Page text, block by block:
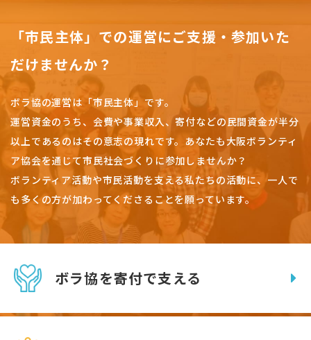
「市民主体」での運営にご支援・参加いた
だけませんか？
ボラ協の運営は「市民主体」です。
運営資金のうち、会費や事業収入、寄付などの民間資金が半分
以上であるのはその意志の現れです。 あなたも大阪ボランティ
ア協会を通じて市民社会づくりに参加しませんか？
ボランティア活動や市民活動を支える私たちの活動に、一人で
も多くの方が加わってくださることを願っています。
ボラ協を寄付で支える